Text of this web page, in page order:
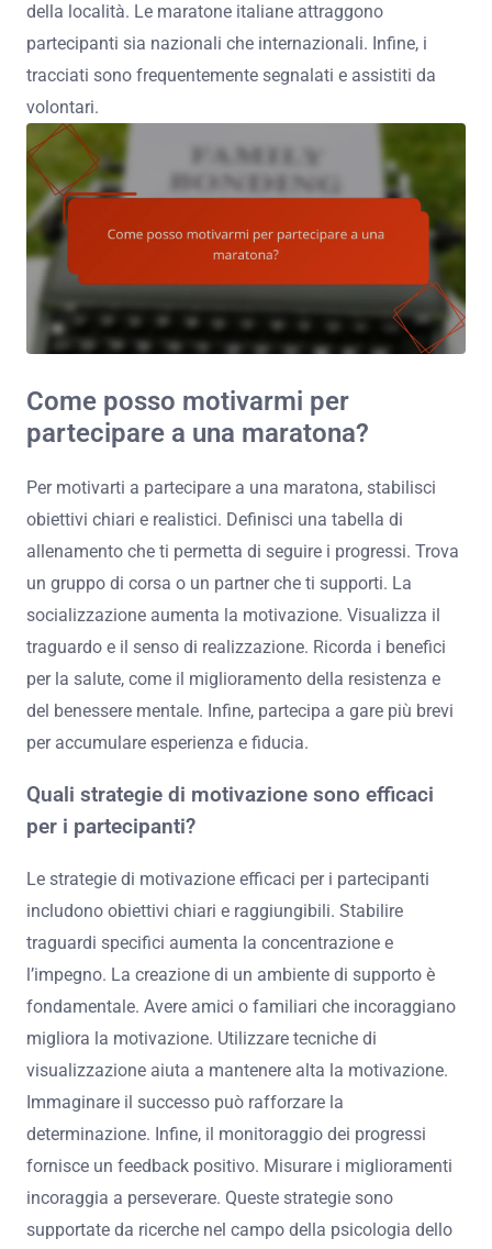
della località. Le maratone italiane attraggono
partecipanti sia nazionali che internazionali. Infine, i
tracciati sono frequentemente segnalati e assistiti da
volontari.
Come posso motivarmi per
partecipare a una maratona?
Per motivarti a partecipare a una maratona, stabilisci
obiettivi chiari e realistici. Definisci una tabella di
allenamento che ti permetta di seguire i progressi. Trova
un gruppo di corsa o un partner che ti supporti. La
socializzazione aumenta la motivazione. Visualizza il
traguardo e il senso di realizzazione. Ricorda i benefici
per la salute, come il miglioramento della resistenza e
del benessere mentale. Infine, partecipa a gare più brevi
per accumulare esperienza e fiducia.
Quali strategie di motivazione sono efficaci
per i partecipanti?
Le strategie di motivazione efficaci per i partecipanti
includono obiettivi chiari e raggiungibili. Stabilire
traguardi specifici aumenta la concentrazione e
l’impegno. La creazione di un ambiente di supporto è
fondamentale. Avere amici o familiari che incoraggiano
migliora la motivazione. Utilizzare tecniche di
visualizzazione aiuta a mantenere alta la motivazione.
Immaginare il successo può rafforzare la
determinazione. Infine, il monitoraggio dei progressi
fornisce un feedback positivo. Misurare i miglioramenti
incoraggia a perseverare. Queste strategie sono
supportate da ricerche nel campo della psicologia dello